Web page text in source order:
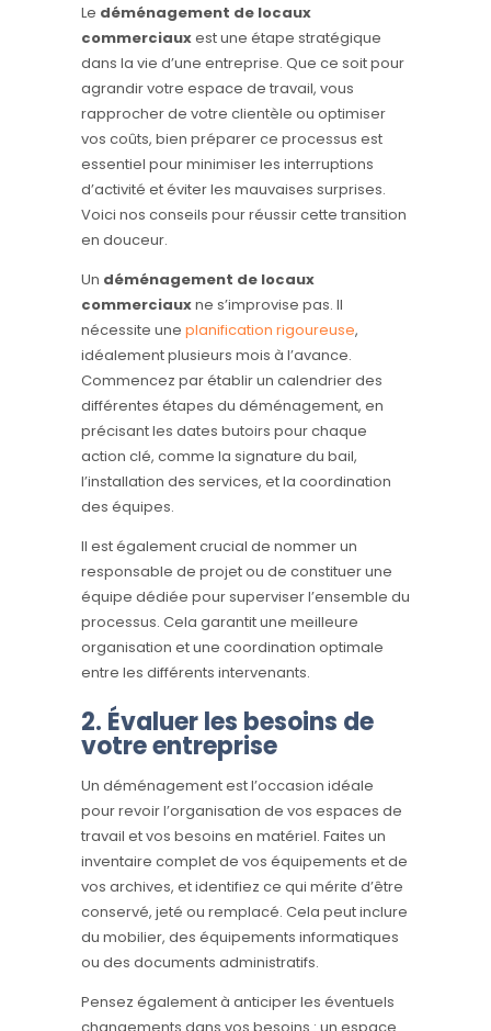
Le déménagement de locaux
commerciauxest une étape stratégique
dans la vie d’une entreprise. Que ce soit pour
agrandir votre espace de travail, vous
rapprocher de votre clientèle ou optimiser
vos coûts, bien préparer ce processus est
essentiel pour minimiser les interruptions
d’activité et éviter les mauvaises surprises.
Voici nos conseils pour réussir cette transition
en douceur.
Un déménagement de locaux
commerciauxne s’improvise pas. Il
nécessite une planification rigoureuse,
idéalement plusieurs mois à l’avance.
Commencez par établir un calendrier des
différentes étapes du déménagement, en
précisant les dates butoirs pour chaque
action clé, comme la signature du bail,
l’installation des services, et la coordination
des équipes.
Il est également crucial de nommer un
responsable de projet ou de constituer une
équipe dédiée pour superviser l’ensemble du
processus. Cela garantit une meilleure
organisation et une coordination optimale
entre les différents intervenants.
2. Évaluer les besoins de
votre entreprise
Un déménagement est l’occasion idéale
pour revoir l’organisation de vos espaces de
travail et vos besoins en matériel. Faites un
inventaire complet de vos équipements et de
vos archives, et identifiez ce qui mérite d’être
conservé, jeté ou remplacé. Cela peut inclure
du mobilier, des équipements informatiques
ou des documents administratifs.
Pensez également à anticiper les éventuels